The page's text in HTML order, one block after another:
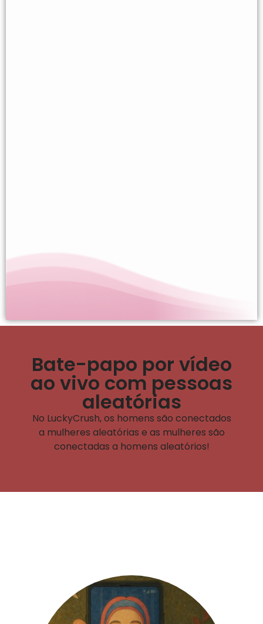
Bate-papo por vídeo
ao vivo com pessoas
aleatórias
No LuckyCrush, os homens são conectados
a mulheres aleatórias e as mulheres são
conectadas a homens aleatórios!